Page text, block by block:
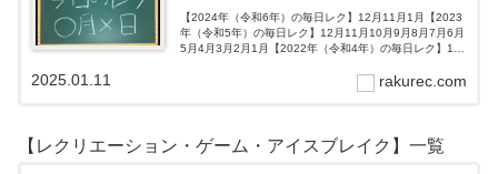
【2024年（令和6年）の毎日レク】12月11月1月【2023
年（令和5年）の毎日レク】12月11月10月9月8月7月6月
5月4月3月2月1月【2022年（令和4年）の毎日レク】12
rakurec.com
2025.01.11
【レクリエーション・ゲーム・アイスブレイク】一覧